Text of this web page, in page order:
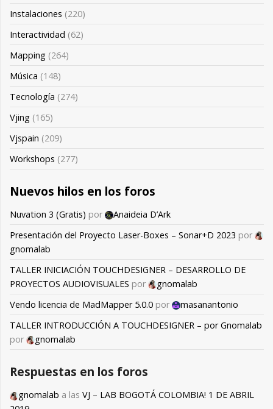
Instalaciones (220)
Interactividad (62)
Mapping (264)
Música (148)
Tecnología (274)
Vjing (165)
Vjspain (209)
Workshops (277)
Nuevos hilos en los foros
Nuvation 3 (Gratis) por
Anaideia D’Ark
Presentación del Proyecto Laser-Boxes – Sonar+D 2023 por
gnomalab
TALLER INICIACIÓN TOUCHDESIGNER – DESARROLLO DE
PROYECTOS AUDIOVISUALES por
gnomalab
Vendo licencia de MadMapper 5.0.0 por
masanantonio
TALLER INTRODUCCIÓN A TOUCHDESIGNER – por Gnomalab
por
gnomalab
Respuestas en los foros
gnomalab a las VJ – LAB BOGOTÁ COLOMBIA! 1 DE ABRIL